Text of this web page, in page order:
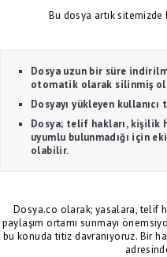
Bu dosya artık sitemizde
Dosya uzun bir süre
otomatik olarak silinmiş
Dosyayı yükleyen
Dosya; telif hakları, kişilik
uyumlu bulunmadığı için
olabilir.
Dosya.co olarak; yasalara, telif
paylaşım ortamı sunmayı
bu konuda titiz davranıyoruz. Bir